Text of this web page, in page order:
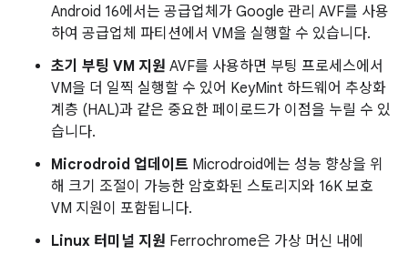
Android 16에서는 공급업체가 Google 관리 AVF를 사용
하여 공급업체 파티션에서 VM을 실행할 수 있습니다.
초기 부팅 VM 지원 AVF를 사용하면 부팅 프로세스에서
VM을 더 일찍 실행할 수 있어 KeyMint 하드웨어 추상화
계층 (HAL)과 같은 중요한 페이로드가 이점을 누릴 수 있
습니다.
Microdroid 업데이트 Microdroid에는 성능 향상을 위
해 크기 조절이 가능한 암호화된 스토리지와 16K 보호
VM 지원이 포함됩니다.
Linux 터미널 지원 Ferrochrome은 가상 머신 내에